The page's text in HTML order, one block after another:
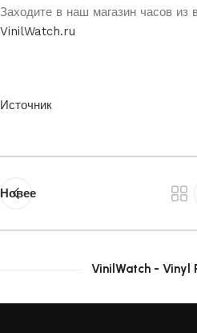
Заходите в наш магазин часов из
VinilWatch.ru
Источник
Новее
VinilWatch - Vinyl